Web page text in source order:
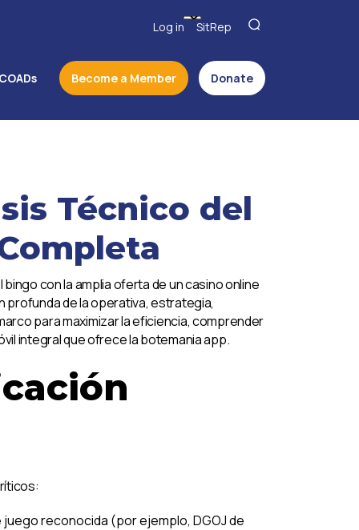
Log in SitRep
COADs Become a Member Donate
Técnico del
con la amplia oferta de un casino online
profunda de la operativa, estrategia,
para maximizar la eficiencia, comprender
integral que ofrece la botemania app.
reconocida (por ejemplo, DGOJ de